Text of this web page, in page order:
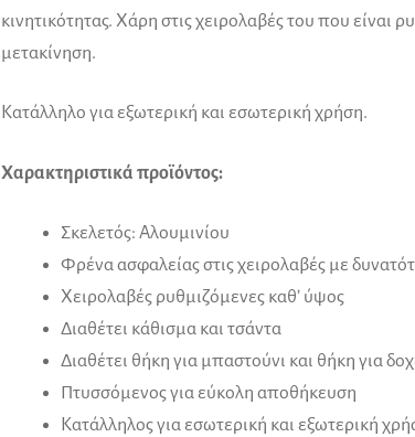
κινητικότητας. Χάρη στις χειρολαβές του που
μετακίνηση.
Κατάλληλο για εξωτερική και εσωτερική χρήση.
Χαρακτηριστικά προϊόντος:
Σκελετός: Αλουμινίου
Φρένα ασφαλείας στις χειρολαβές με
Χειρολαβές ρυθμιζόμενες καθ’ ύψος
Διαθέτει κάθισμα και τσάντα
Διαθέτει θήκη για μπαστούνι και θήκη για
Πτυσσόμενος για εύκολη αποθήκευση
Κατάλληλος για εσωτερική και εξωτερική